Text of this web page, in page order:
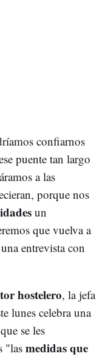
confiarnos
puente tan largo
a las
porque nos
un
que vuelva a
entrevista con
hostelero, la jefa
lunes celebra una
se les
"las medidas que